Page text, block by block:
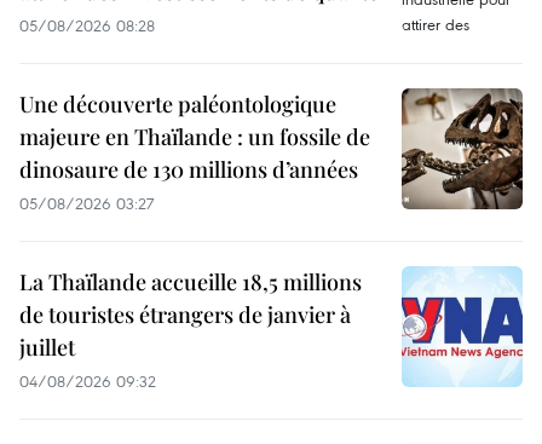
05/08/2026 08:28
Une découverte paléontologique
majeure en Thaïlande : un fossile de
dinosaure de 130 millions d’années
05/08/2026 03:27
La Thaïlande accueille 18,5 millions
de touristes étrangers de janvier à
juillet
04/08/2026 09:32